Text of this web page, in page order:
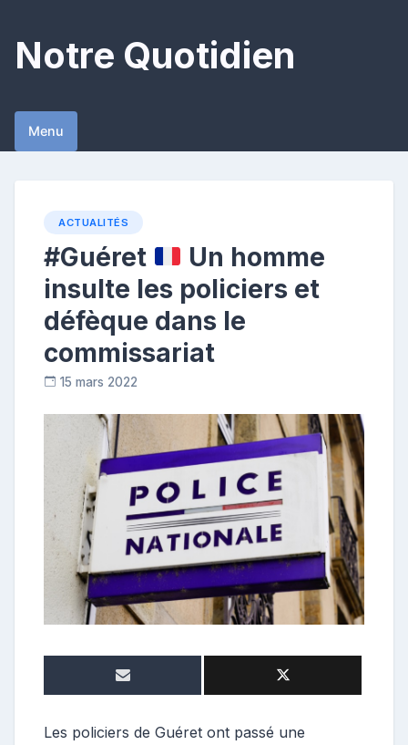
content
Notre Quotidien
Menu
ACTUALITÉS
#Guéret
Un homme
insulte les policiers et
défèque dans le
commissariat
15 mars 2022
o
t
e
u
r
Les policiers de Guéret ont passé une